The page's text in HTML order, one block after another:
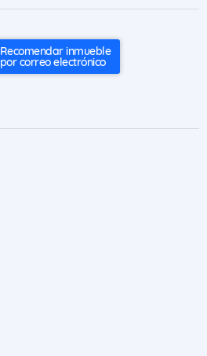
Recomendar inmueble
por correo electrónico